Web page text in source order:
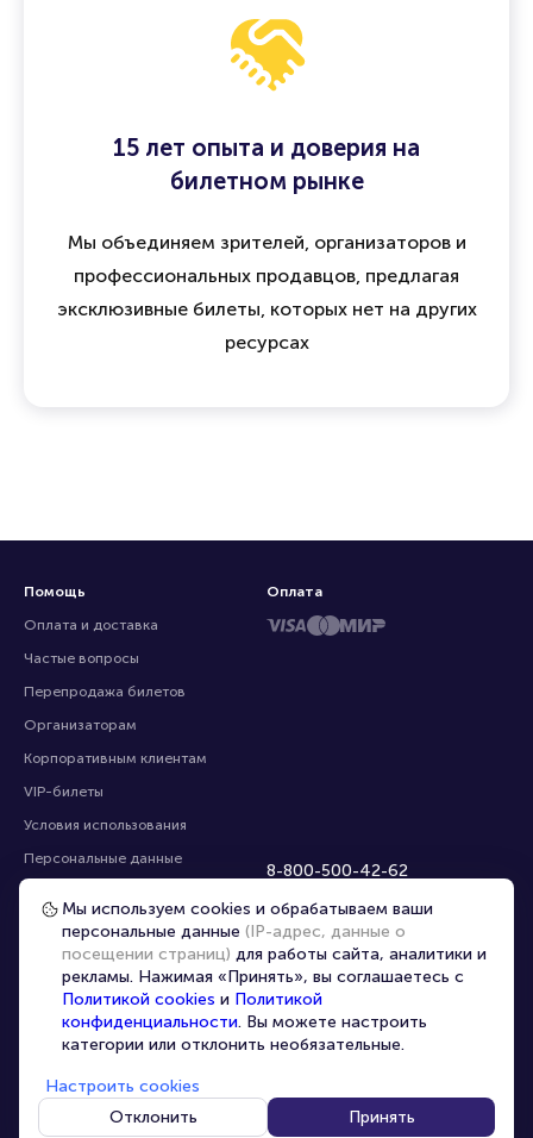
15 лет опыта и доверия на
билетном рынке
Мы объединяем зрителей, организаторов и
профессиональных продавцов, предлагая
эксклюзивные билеты, которых нет на других
ресурсах
Помощь
Оплата и доставка
Частые вопросы
Перепродажа билетов
Организаторам
Корпоративным клиентам
VIP-билеты
Условия использования
Персональные данные
Контакты
Карта сайта
Управление cookies
8-800-500-42-62
info@portalbilet.ru
С 10:00 до 21:00,
звонок бесплатный
Все площадки
Оплата
Главная | Сочи
Мы используем cookies и обрабатываем ваши
персональные данные (IP-адрес, данные о
посещении страниц) для работы сайта, аналитики и
рекламы. Нажимая «Принять», вы соглашаетесь с
Политикой cookies и Политикой
конфиденциальности. Вы можете настроить
категории или отклонить необязательные.
Настроить cookies
Отклонить
Принять